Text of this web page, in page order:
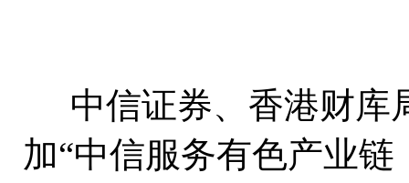
中信证券、香港财库
加“中信服务有色产业